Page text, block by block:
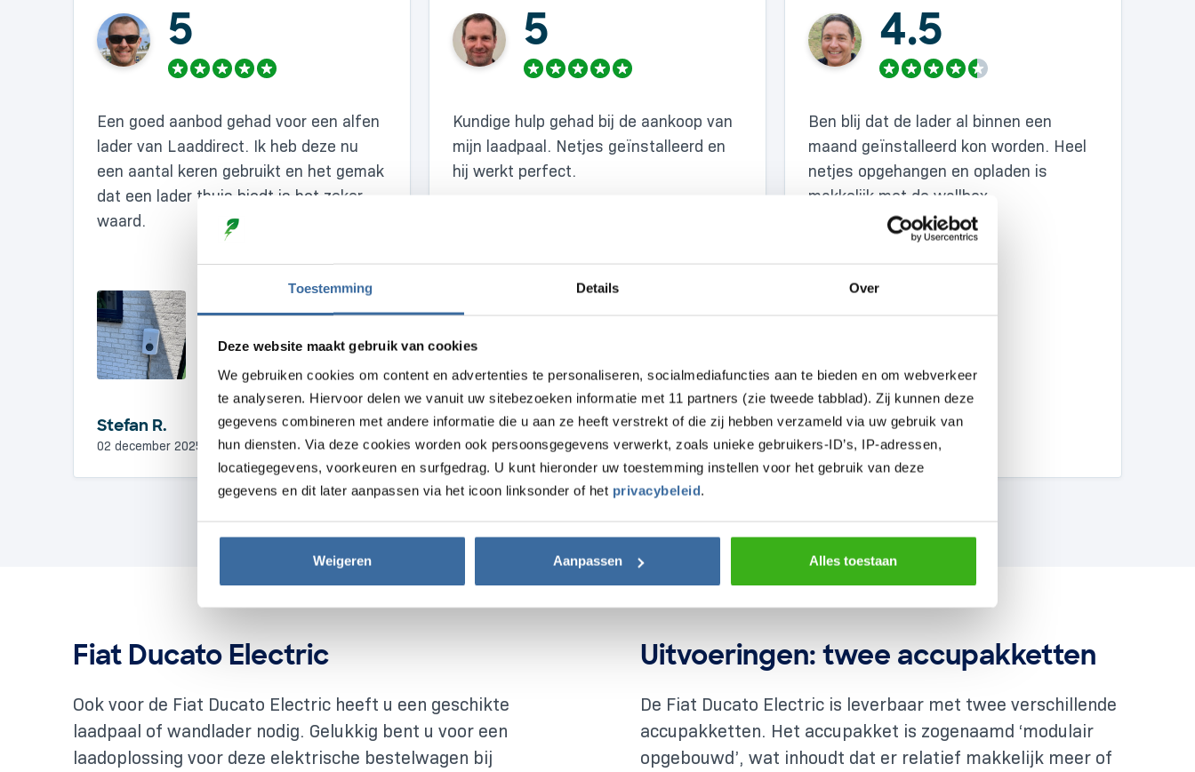
Toestemming Details Over
Deze website maakt gebruik van cookies
We gebruiken cookies om content en advertenties te personaliseren, socialmediafuncties aan te bieden en om webverkeer
te analyseren. Hiervoor delen we vanuit uw sitebezoeken informatie met 11 partners (zie tweede tabblad). Zij kunnen deze
gegevens combineren met andere informatie die u aan ze heeft verstrekt of die zij hebben verzameld via uw gebruik van
hun diensten. Via deze cookies worden ook persoonsgegevens verwerkt, zoals unieke gebruikers-ID’s, IP-adressen,
locatiegegevens, voorkeuren en surfgedrag. U kunt hieronder uw toestemming instellen voor het gebruik van deze
gegevens en dit later aanpassen via het icoon linksonder of het privacybeleid.
Weigeren Aanpassen Alles toestaan
5
Een goed aanbod gehad voor een alfen
lader van Laaddirect. Ik heb deze nu
een aantal keren gebruikt en het gemak
dat een lader thuis biedt is het zeker
waard.
Stefan R.
02 december 2025
5
Kundige hulp gehad bij de aankoop van
mijn laadpaal. Netjes geïnstalleerd en
hij werkt perfect.
Erwin
02 december 2025
4.5
Ben blij dat de lader al binnen een
maand geïnstalleerd kon worden. Heel
netjes opgehangen en opladen is
makkelijk met de wallbox.
Nicolas
02 december 2025
Fiat Ducato Electric
Ook voor de Fiat Ducato Electric heeft u een geschikte
laadpaal of wandlader nodig. Gelukkig bent u voor een
laadoplossing voor deze elektrische bestelwagen bij
Uitvoeringen: twee accupakketten
De Fiat Ducato Electric is leverbaar met twee verschillende
accupakketten. Het accupakket is zogenaamd ‘modulair
opgebouwd’, wat inhoudt dat er relatief makkelijk meer of